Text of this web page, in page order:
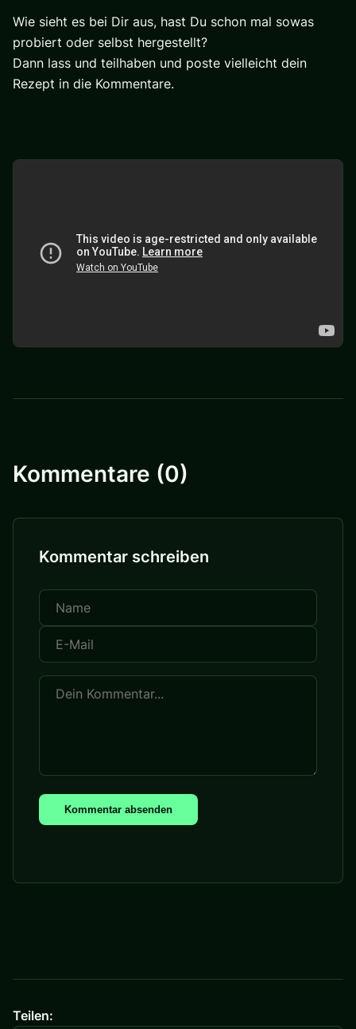
Wie sieht es bei Dir aus, hast Du schon mal sowas
probiert oder selbst hergestellt?
Dann lass und teilhaben und poste vielleicht dein
Rezept in die Kommentare.
Kommentare (0)
Kommentar schreiben
Kommentar absenden
Teilen: